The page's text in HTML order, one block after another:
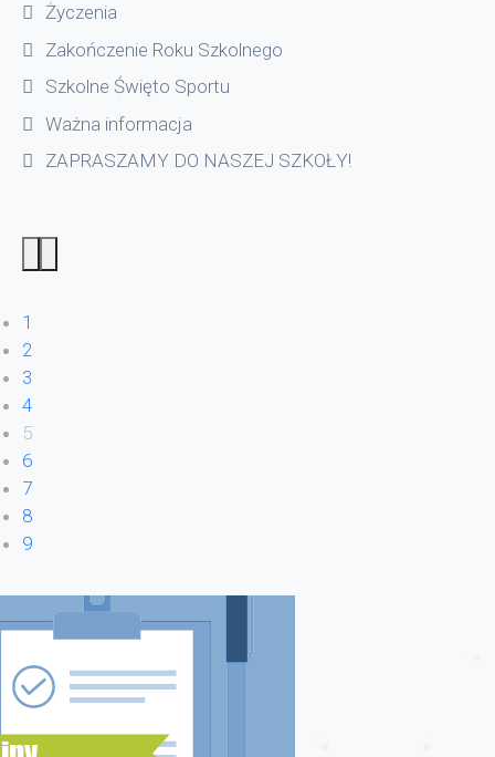
Życzenia
Zakończenie Roku Szkolnego
Szkolne Święto Sportu
Ważna informacja
ZAPRASZAMY DO NASZEJ SZKOŁY!
1
2
3
4
5
6
7
8
9